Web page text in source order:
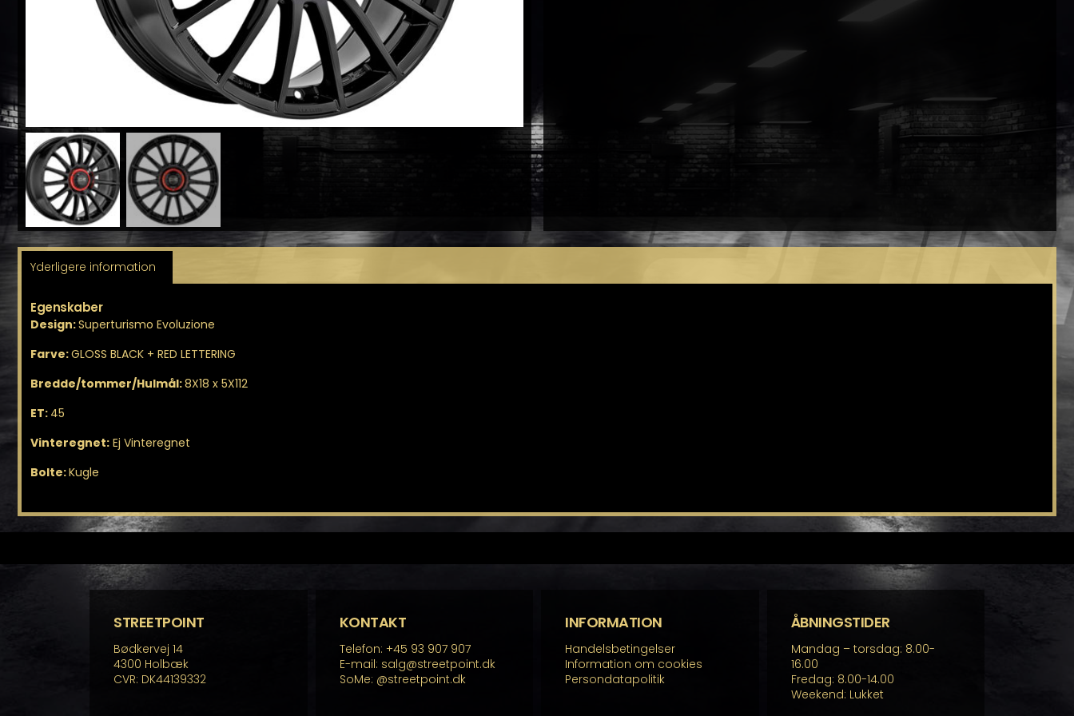
Yderligere information
Egenskaber
Design:Superturismo Evoluzione
Farve:GLOSS BLACK + RED LETTERING
Bredde/tommer/Hulmål:8X18 x 5X112
ET: 45
Vinteregnet: Ej Vinteregnet
Bolte:Kugle
STREETPOINT
Bødkervej 14
4300 Holbæk
CVR: DK44139332
KONTAKT
Telefon: +45 93 907 907
E-mail: salg@streetpoint.dk
SoMe: @streetpoint.dk
INFORMATION
Handelsbetingelser
Information om cookies
Persondatapolitik
ÅBNINGSTIDER
Mandag – torsdag: 8.00-
16.00
Fredag: 8.00-14.00
Weekend: Lukket